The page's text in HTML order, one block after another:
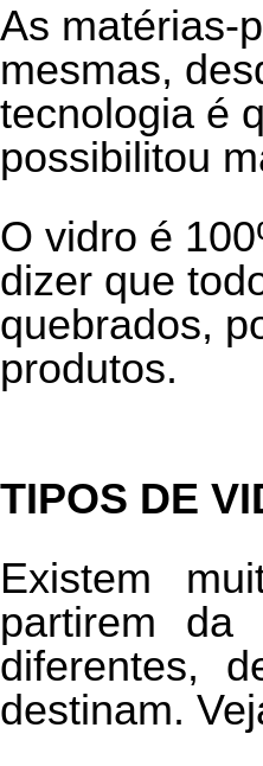
As matérias-
mesmas,
tecnologia é
possibilitou
O vidro é
dizer que
quebrados,
produtos.
TIPOS DE
Existem
partirem da
diferentes,
destinam.